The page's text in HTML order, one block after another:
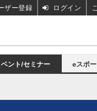
ベント/セミナー eスポ
ザー登録 ログイン